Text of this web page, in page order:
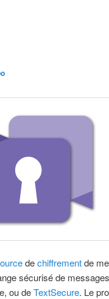
dechiffrementde
sécurisé de
ou deTextSecure. Le